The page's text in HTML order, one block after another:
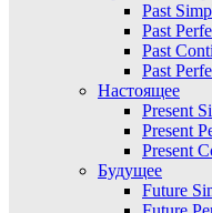
Past
Past
Past
Past
Настоящее
Present
Present
Present
Будущее
Future